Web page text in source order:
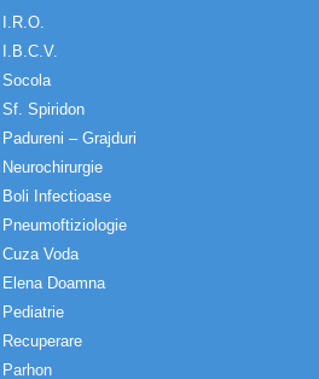
I.R.O.
I.B.C.V.
Socola
Sf. Spiridon
Padureni – Grajduri
Neurochirurgie
Boli Infectioase
Pneumoftiziologie
Cuza Voda
Elena Doamna
Pediatrie
Recuperare
Parhon